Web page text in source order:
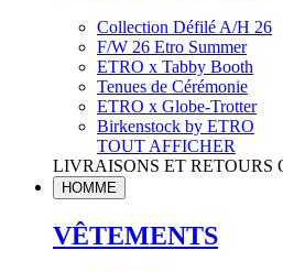
Collection Défilé A/H 26
F/W 26 Etro Summer
ETRO x Tabby Booth
Tenues de Cérémonie
ETRO x Globe-Trotter
Birkenstock by ETRO
TOUT AFFICHER
LIVRAISONS ET RETOURS
HOMME
VÊTEMENTS